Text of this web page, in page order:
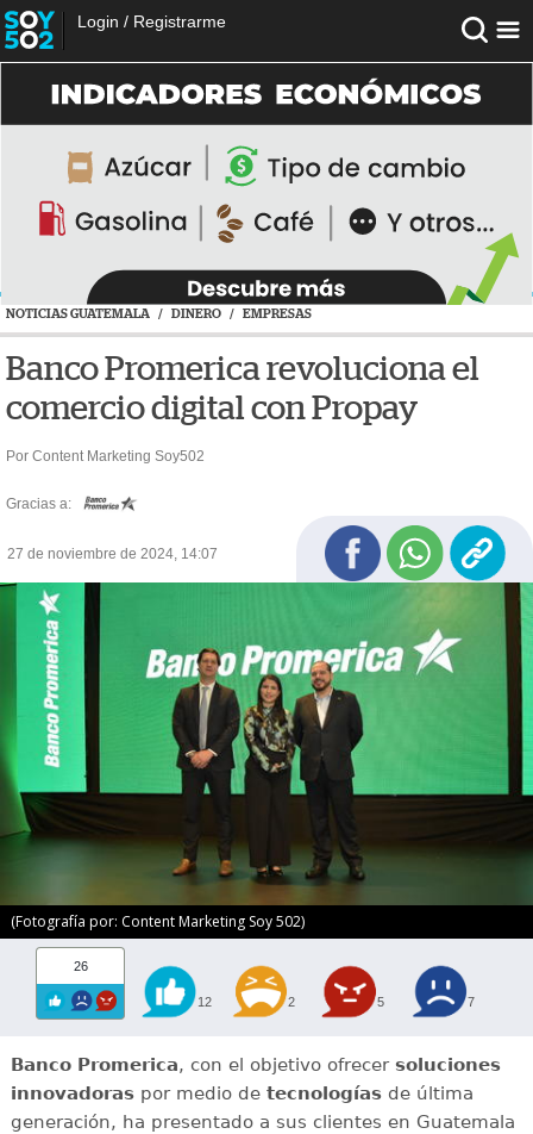
Login / Registrarme
NOTICIAS GUATEMALA / DINERO / EMPRESAS
Banco Promerica revoluciona el
comercio digital con Propay
Por Content Marketing Soy502
Gracias a:
27 de noviembre de 2024, 14:07
(Fotografía por: Content Marketing Soy 502)
26
12 2 5 7
Banco Promerica, con el objetivo ofrecer soluciones
innovadoraspor medio detecnologíasde última
generación, ha presentado a sus clientes en Guatemala